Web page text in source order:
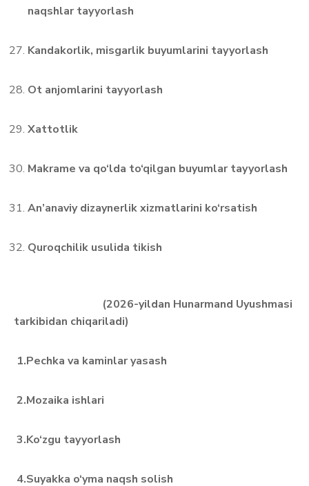
naqshlar tayyorlash
Kandakorlik, misgarlik buyumlarini tayyorlash
Ot anjomlarini tayyorlash
Xattotlik
Makrame va qo‘lda to‘qilgan buyumlar tayyorlash
An’anaviy dizaynerlik xizmatlarini ko‘rsatish
Quroqchilik usulida tikish
(2026-yildan Hunarmand Uyushmasi
tarkibidan chiqariladi)
1.Pechka va kaminlar yasash
2.Mozaika ishlari
3.Ko‘zgu tayyorlash
4.Suyakka o‘yma naqsh solish